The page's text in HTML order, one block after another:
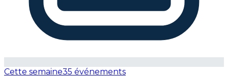
Cette semaine35 événements